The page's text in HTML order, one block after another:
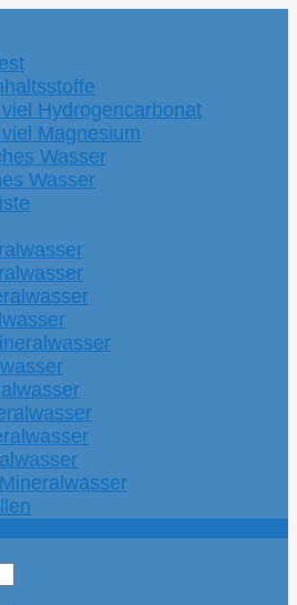
Hydrogencarbonat
Magnesium
Wasser
Wasser